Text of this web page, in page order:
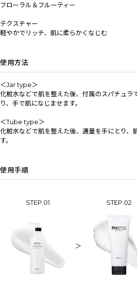
フローラル＆フルーティー
テクスチャー
軽やかでリッチ、肌に柔らかくなじむ
使用方法
＜Jar type＞
化粧水などで肌を整えた後、付属のスパチュラ
り、手で肌になじませます。
＜Tube type＞
化粧水などで肌を整えた後、適量を手にとり、
す。
使用手順
STEP.01 STEP.02
＞